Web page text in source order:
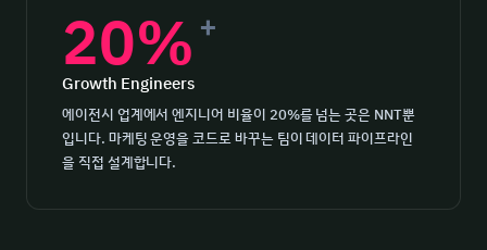
20% +
Growth Engineers
에이전시 업계에서 엔지니어 비율이 20%를 넘는 곳은 NNT뿐
입니다. 마케팅 운영을 코드로 바꾸는 팀이 데이터 파이프라인
을 직접 설계합니다.